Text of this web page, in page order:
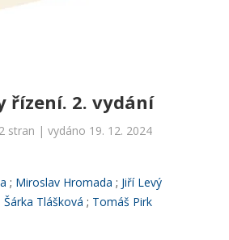
řízení. 2. vydání
stran | vydáno 19. 12. 2024
Miroslav Hromada
Jiří Levý
Šárka Tlášková Tomáš Pirk